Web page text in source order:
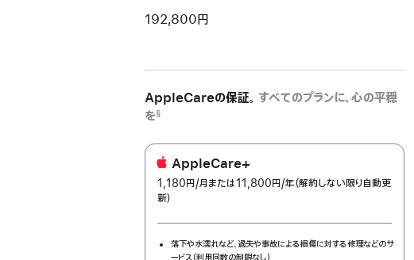
192,800円
AppleCareの保証。 すべてのプランに、心の平穏
を§
AppleCare+
1,180円/月per
または11,800円/年年
（解約しない限り自動更
新）
落下や水濡れなど、過失や事故による損傷に対する修理などのサ
ービス（利用回数の制限なし）